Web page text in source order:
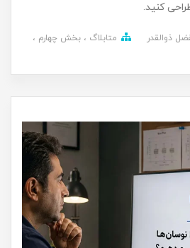
کنید.
ذوالقدر متابلاگ
بخش چهارم